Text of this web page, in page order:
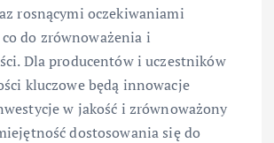
rosnącymi oczekiwaniami
do zrównoważenia i
Dla producentów i uczestników
kluczowe będą innowacje
w jakość i zrównoważony
dostosowania się do